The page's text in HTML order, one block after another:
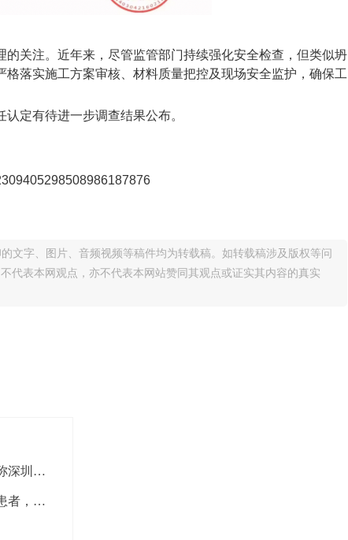
关注。近年来，尽管监管部门持续强化安全检查，但类似坍
落实施工方案审核、材料质量把控及现场安全监护，确保工
定有待进一步调查结果公布。
文字、图片、音频视频等稿件均为转载稿。如转载稿涉及版权等问
代表本网观点，亦不代表本网站赞同其观点或证实其内容的真实
致中纪委—深圳市公安局宝安分局镇南派出所称深圳海关官员及兄弟子女（
深圳一女律师三次被送精神病院，她是精神病患者，还是被精神病？